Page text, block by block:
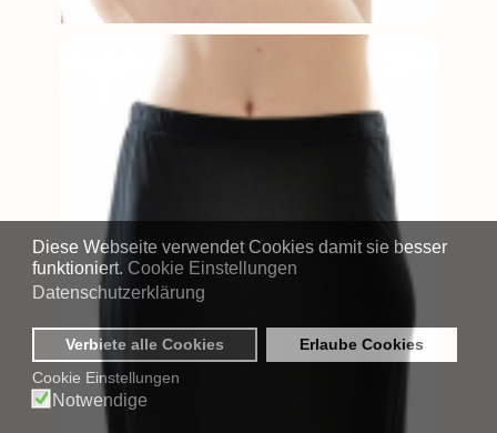
Diese Webseite verwendet Cookies damit sie besser
funktioniert. Cookie Einstellungen
Datenschutzerklärung
Verbiete alle Cookies
Erlaube Cookies
Cookie Einstellungen
Notwendige